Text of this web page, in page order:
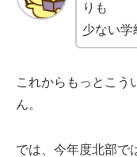
りも
少ない学
これからもっとこう
ん。
では、今年度北部で